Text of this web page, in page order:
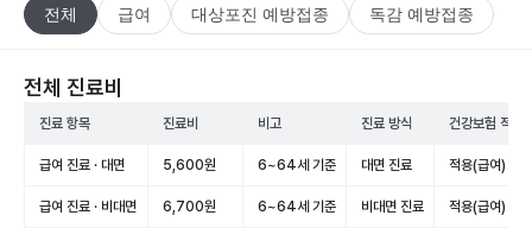
전체 급여 대상포진 예방접종 독감 예방접종
전체 진료비
진료 항목 진료비 비고 진료 방식 건강보험 적용
급여 진료 · 대면 5,600원 6~64세 기준 대면 진료 적용(급여)
급여 진료 · 비대면 6,700원 6~64세 기준 비대면 진료 적용(급여)